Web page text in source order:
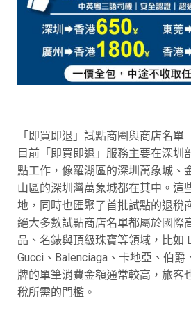
「即買即退」試點商圈與商店名單
目前「即買即退」服務主要在深圳
點工作，像羅湖區的深圳萬象城、
山區的深圳灣萬象城都在其中。這
地，同時也匯聚了首批試點的退稅
絕大多數試點商店名單都屬於國際
品、名錶與頂級珠寶等領域，比如
Gucci、Balenciaga、卡地亞、伯爵
牌的單筆消費金額通常較高，旅客
稅所需的門檻。